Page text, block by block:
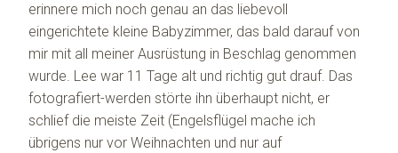
erinnere mich noch genau an das liebevoll
eingerichtete kleine Babyzimmer, das bald darauf von
mir mit all meiner Ausrüstung in Beschlag genommen
wurde. Lee war 11 Tage alt und richtig gut drauf. Das
fotografiert-werden störte ihn überhaupt nicht, er
schlief die meiste Zeit (Engelsflügel mache ich
übrigens nur vor Weihnachten und nur auf